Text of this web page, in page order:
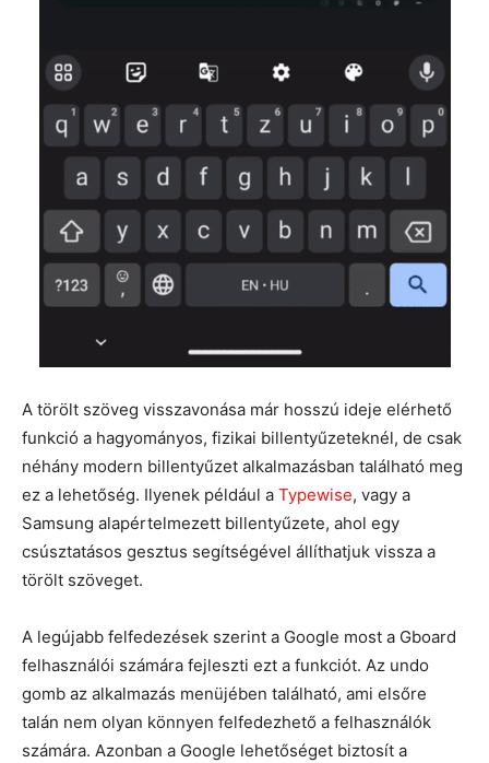
A törölt szöveg visszavonása már hosszú ideje elérhető
funkció a hagyományos, fizikai billentyűzeteknél, de csak
néhány modern billentyűzet alkalmazásban található meg
ez a lehetőség. Ilyenek például a Typewise, vagy a
Samsung alapértelmezett billentyűzete, ahol egy
csúsztatásos gesztus segítségével állíthatjuk vissza a
törölt szöveget.
A legújabb felfedezések szerint a Google most a Gboard
felhasználói számára fejleszti ezt a funkciót. Az undo
gomb az alkalmazás menüjében található, ami elsőre
talán nem olyan könnyen felfedezhető a felhasználók
számára. Azonban a Google lehetőséget biztosít a